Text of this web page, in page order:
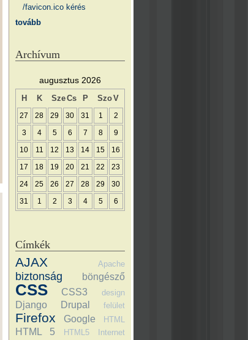
/favicon.ico kérés
tovább
Archívum
augusztus 2026
H K SzeCs P SzoV
27 28 29 30 31 1 2
3 4 5 6 7 8 9
10 11 12 13 14 15 16
17 18 19 20 21 22 23
24 25 26 27 28 29 30
31 1 2 3 4 5 6
Címkék
AJAX Apache
biztonság böngésző
CSS CSS3 design
Django Drupal felület
Firefox Google HTML
HTML 5 HTML5
Internet